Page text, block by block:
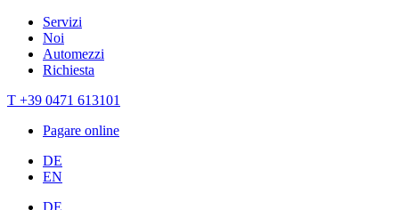
Servizi
Noi
Automezzi
Richiesta
T +39 0471 613101
Pagare online
DE
EN
DE